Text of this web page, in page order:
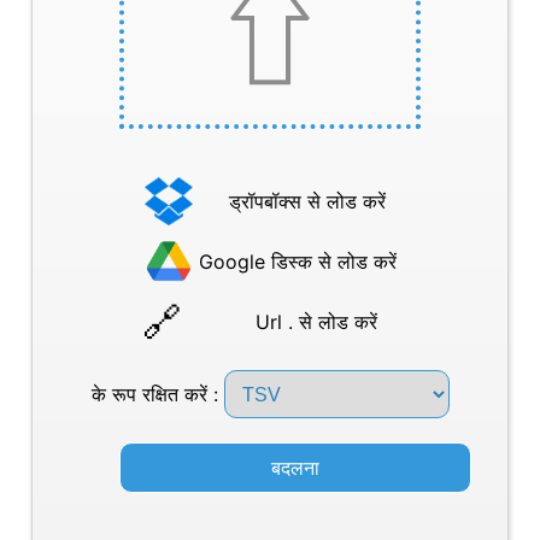
ड्रॉपबॉक्स से लोड करें
Google डिस्क से लोड करें
Url . से लोड करें
के रूप रक्षित करें :
बदलना